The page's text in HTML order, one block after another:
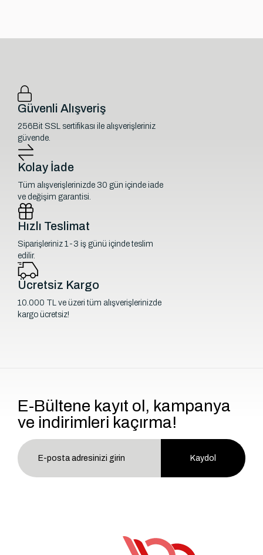
Güvenli Alışveriş
256Bit SSL sertifikası ile alışverişleriniz
güvende.
Kolay İade
Tüm alışverişlerinizde 30 gün içinde iade
ve değişim garantisi.
Hızlı Teslimat
Siparişleriniz 1-3 iş günü içinde teslim
edilir.
Ücretsiz Kargo
10.000 TL ve üzeri tüm alışverişlerinizde
kargo ücretsiz!
E-Bültene kayıt ol, kampanya
ve indirimleri kaçırma!
Kaydol